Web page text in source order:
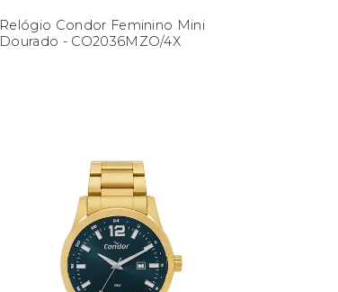
Relógio Condor Feminino Mini
Dourado - CO2036MZO/4X